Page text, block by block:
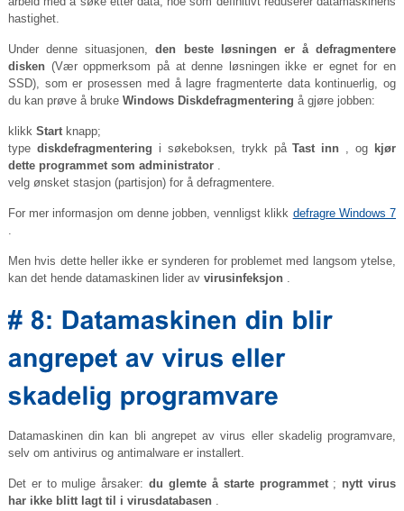
hastighet.
Under denne situasjonen,den beste løsningen er å defragmentere
disken(Vær oppmerksom på at denne løsningen ikke er egnet for en
SSD), som er prosessen med å lagre fragmenterte data kontinuerlig, og
du kan prøve å bruke Windows Diskdefragmentering å gjøre jobben:
klikk Startknapp;
type diskdefragmentering i søkeboksen, trykk påTast inn , og kjør
dette programmet som administrator.
velg ønsket stasjon (partisjon) for å defragmentere.
For mer informasjon om denne jobben, vennligst klikk defragre Windows 7
.
Men hvis dette heller ikke er synderen for problemet med langsom ytelse,
kan det hende datamaskinen lider av virusinfeksjon.
Datamaskinen din kan bli angrepet av virus eller skadelig programvare,
selv om antivirus og antimalware er installert.
Det er to mulige årsaker:du glemte å starte programmet; nytt virus
har ikke blitt lagt til i virusdatabasen.